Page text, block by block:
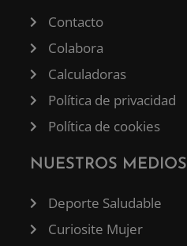
Contacto
Colabora
Calculadoras
Política de privacidad
Política de cookies
NUESTROS MEDIOS
Deporte Saludable
Curiosite Mujer